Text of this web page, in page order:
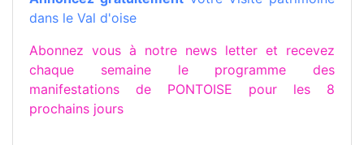
dans le Val d'oise
Abonnez vous à notre news letter et recevez
chaque semaine le programme des
manifestations de PONTOISE pour les 8
prochains jours